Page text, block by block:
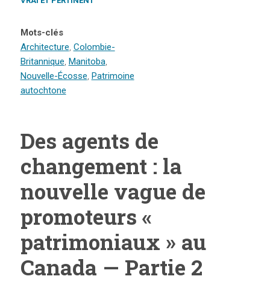
Mots-clés
Architecture, Colombie-
Britannique, Manitoba,
Nouvelle-Écosse, Patrimoine
autochtone
Des agents de
changement : la
nouvelle vague de
promoteurs «
patrimoniaux » au
Canada — Partie 2